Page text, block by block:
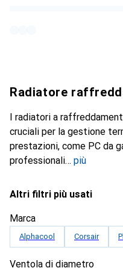
Radiatore
I radiatori a
cruciali per la gestione
prestazioni, come PC da
professionali
più
Altri filtri più usati
Marca
Alphacool Corsair
Ventola di diametro